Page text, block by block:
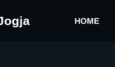
HOME